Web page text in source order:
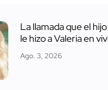
La llamada que el hijo
le hizo a Valeria en
Ago. 3, 2026